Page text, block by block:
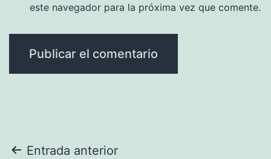
este navegador para la próxima vez que comente.
Navegación
Entrada anterior